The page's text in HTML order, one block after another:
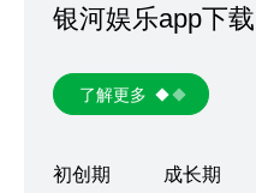
银河娱乐app下载
了解更多
初创期 成长期